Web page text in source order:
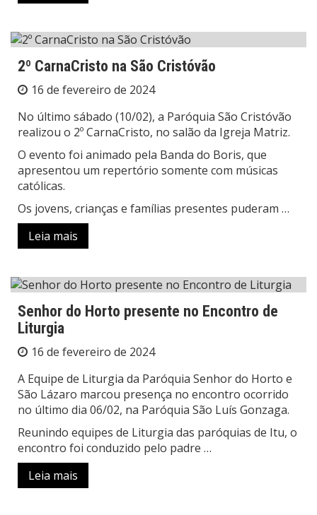
2º CarnaCristo na São Cristóvão
16 de fevereiro de 2024
No último sábado (10/02), a Paróquia São Cristóvão
realizou o 2º CarnaCristo, no salão da Igreja Matriz.
O evento foi animado pela Banda do Boris, que
apresentou um repertório somente com músicas
católicas.
Os jovens, crianças e famílias presentes puderam …
Leia mais
Senhor do Horto presente no Encontro de
Liturgia
16 de fevereiro de 2024
A Equipe de Liturgia da Paróquia Senhor do Horto e
São Lázaro marcou presença no encontro ocorrido
no último dia 06/02, na Paróquia São Luís Gonzaga.
Reunindo equipes de Liturgia das paróquias de Itu, o
encontro foi conduzido pelo padre …
Leia mais